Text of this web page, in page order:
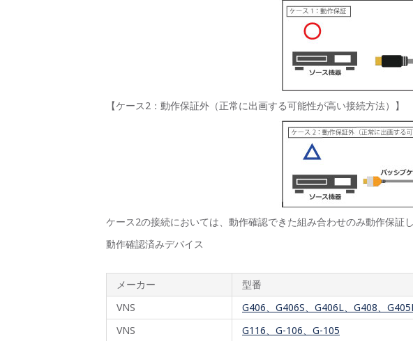
【ケース2：動作保証外（正常に出画する可能性が高い接続方法）】
ケース2の接続においては、動作確認できた組み合わせのみ動作保証し
動作確認済みデバイス
メーカー 型番
VNS
G406、G406S、G406L、G408、
VNS
G116、G-106、G-105